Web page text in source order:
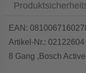
EAN:
Artikel-Nr.: 02122604
8 Gang ,Bosch